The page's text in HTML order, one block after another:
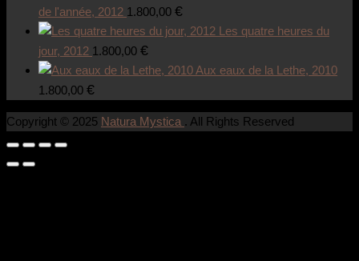
de l'année, 2012 1.800,00 €
Les quatre heures du
jour, 2012 1.800,00 €
Aux eaux de la Lethe, 2010
1.800,00 €
Copyright © 2025 Natura Mystica . All Rights Reserved